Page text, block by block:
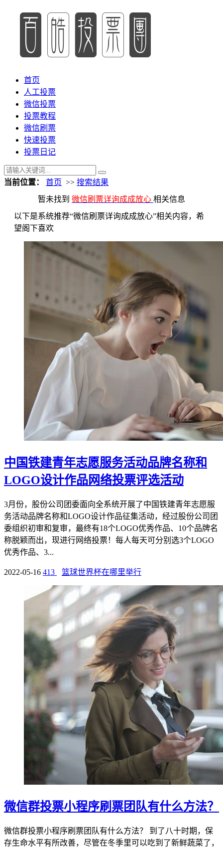
首页
人工投票
微信投票
投票教程
微信刷票
快速投票
投票日记
当前位置： 首页 >> 搜索结果
暂未找到 微信刷票详询成成放心 相关信息
以下是系统推荐“微信刷票详询成成放心”相关内容，希
望阁下喜欢
中国铁建青年志愿服务活动品牌名称和
LOGO设计作品网络投票评选活动
3月份，股份公司团委面向全系统开展了中国铁建青年志愿服
务活动品牌名称和LOGO设计作品征集活动，经过股份公司团
委组织初审和复审，最终有18个LOGO优秀作品、10个品牌名
称脱颖而出，现进行网络投票！每人每天可分别选3个LOGO
优秀作品、3...
2022-05-16 413 篮球世界杯在哪里举行
微信群投票小程序刷票团队有什么方法？
微信群投票小程序刷票团队有什么方法？ 到了八十时期，保
存生命水平有所改善，尽管在冬季里可以吃到了新鲜蔬菜了，